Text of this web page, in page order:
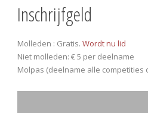
Inschrijfgeld
Molleden : Gratis. Wordt nu lid
Niet molleden: € 5 per deelname
Molpas (deelname alle competities